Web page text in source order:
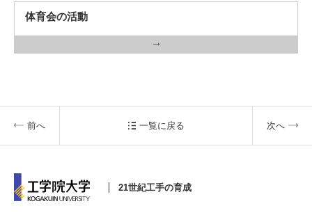
体育会の活動
前へ 一覧に戻る 次へ
21世紀工手の育成